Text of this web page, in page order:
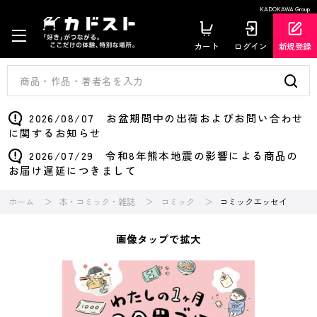
KADOKAWA Group
カート ログイン 新規登録
2026/08/07 お盆期間中の出荷およびお問い合わせ
に関するお知らせ
2026/07/29 令和8年熊本地震の影響による商品の
お届け遅延につきまして
ホーム 本・コミック・雑誌 コミック コミックエッセイ
画像タップで拡大